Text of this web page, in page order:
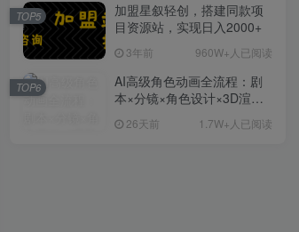
加盟星叙轻创，搭建同款项
目资源站，实现日入2000+
3年前 960W+人已阅读
TOP5
AI高级角色动画全流程：剧
本×分镜×角色设计×3D渲染×
式教学
26天前 1.7W+人已阅读
TOP6